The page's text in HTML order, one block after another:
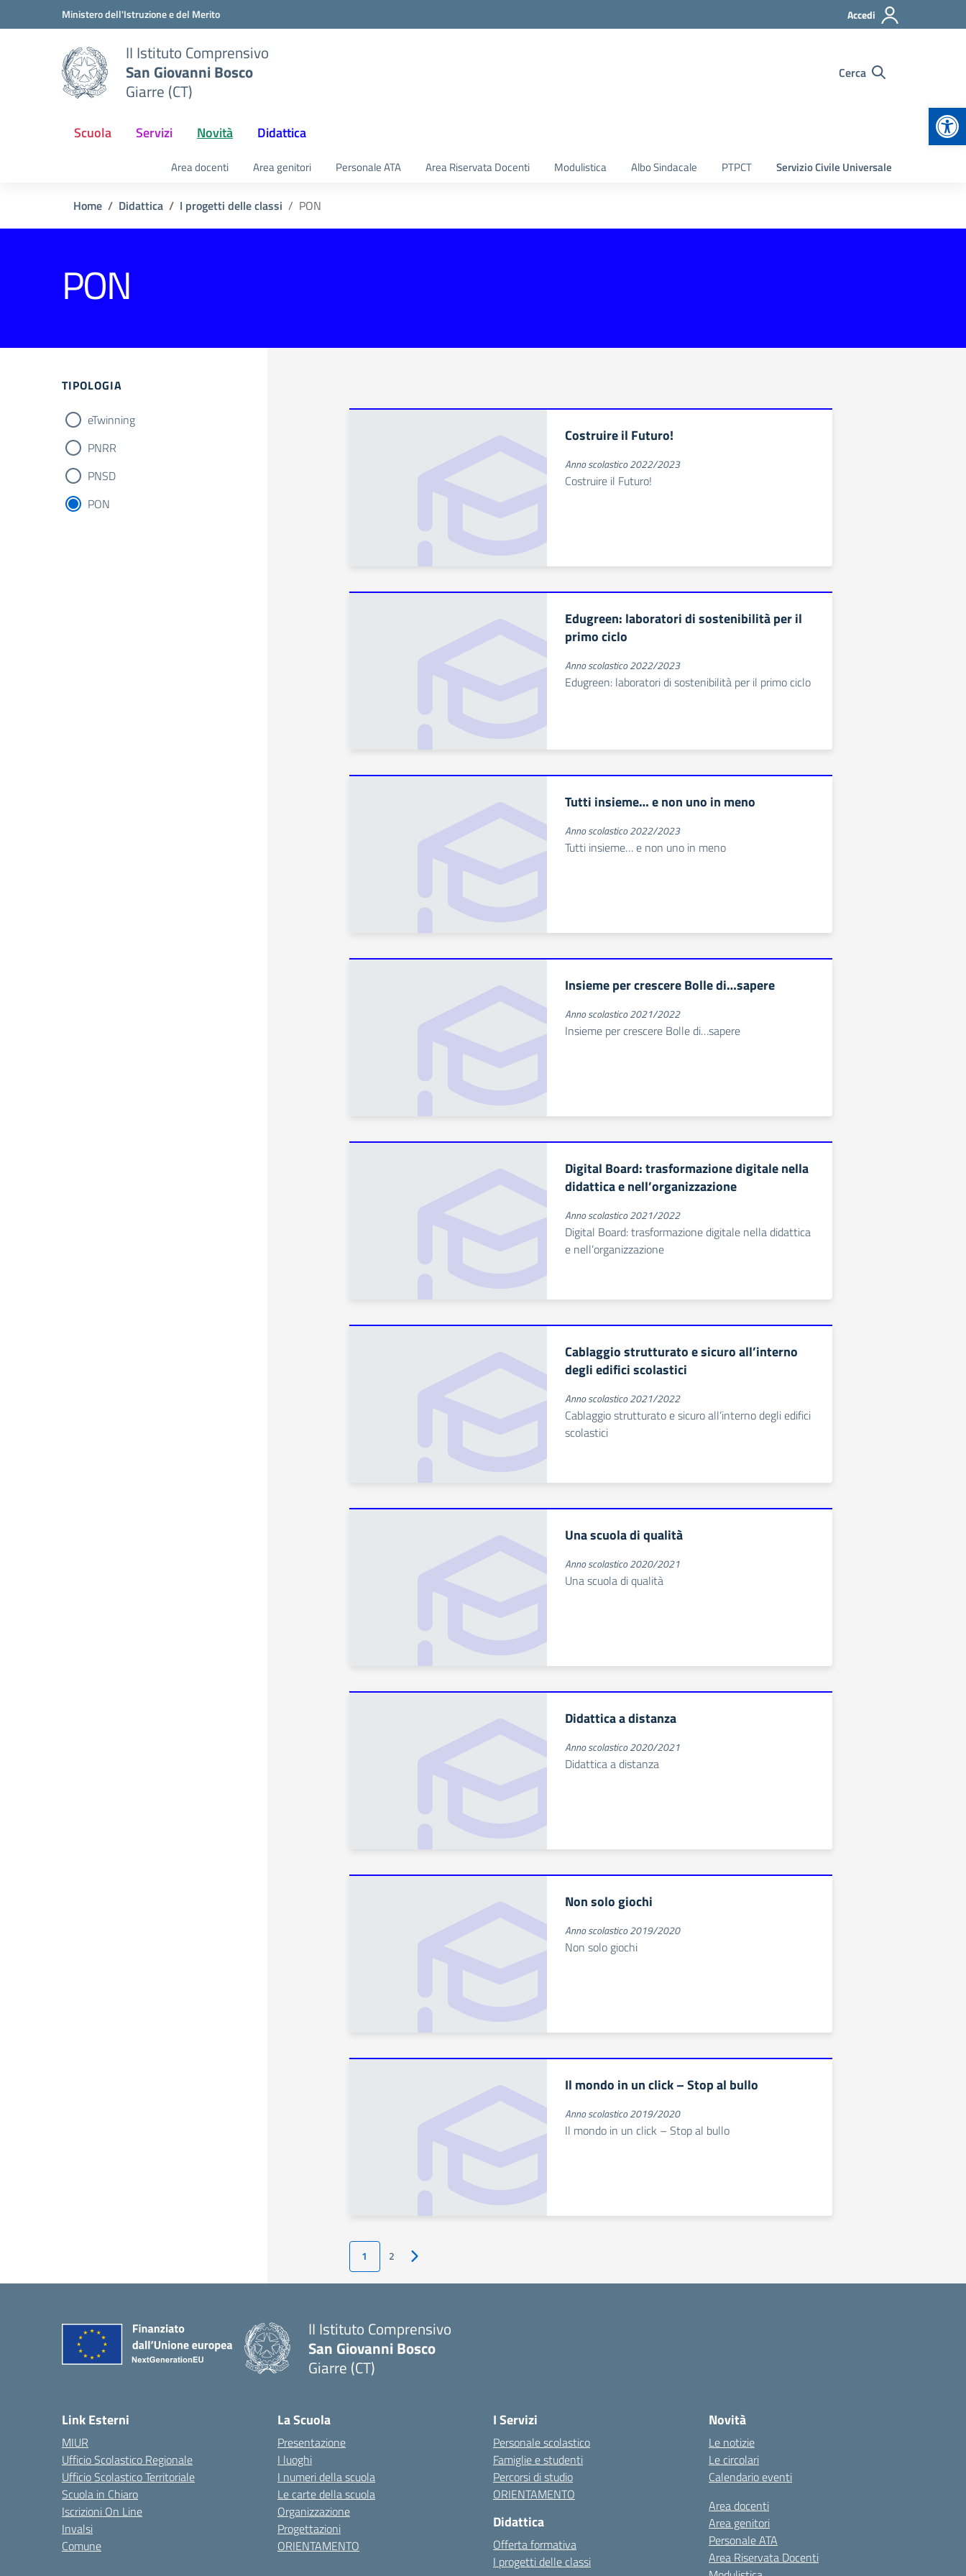
Vai ai contenuti
Vai al menu di navigazioneMinistero dell'Istruzione e del Merito Accedi
II Istituto Comprensivo
San Giovanni Bosco
Giarre (CT)
Cerca
Scuola Servizi Novità Didattica
Area docenti Area genitori Personale ATA Area Riservata Docenti Modulistica Albo Sindacale PTPCT Servizio Civile Universale
Home Didattica I progetti delle classi PON
PON
Filtri
TIPOLOGIA
eTwinning
PNRR
PNSD
PON
Costruire il Futuro!
Anno scolastico 2022/2023
Costruire il Futuro!
Edugreen: laboratori di sostenibilità per il
primo ciclo
Anno scolastico 2022/2023
Edugreen: laboratori di sostenibilità per il primo ciclo
Tutti insieme… e non uno in meno
Anno scolastico 2022/2023
Tutti insieme… e non uno in meno
Insieme per crescere Bolle di…sapere
Anno scolastico 2021/2022
Insieme per crescere Bolle di…sapere
Digital Board: trasformazione digitale nella
didattica e nell’organizzazione
Anno scolastico 2021/2022
Digital Board: trasformazione digitale nella didattica
e nell’organizzazione
Cablaggio strutturato e sicuro all’interno
degli edifici scolastici
Anno scolastico 2021/2022
Cablaggio strutturato e sicuro all’interno degli edifici
scolastici
Una scuola di qualità
Anno scolastico 2020/2021
Una scuola di qualità
Didattica a distanza
Anno scolastico 2020/2021
Didattica a distanza
Non solo giochi
Anno scolastico 2019/2020
Non solo giochi
Il mondo in un click – Stop al bullo
Anno scolastico 2019/2020
Il mondo in un click – Stop al bullo
1 2 Pagina successiva
II Istituto Comprensivo
San Giovanni Bosco
Giarre (CT)
Link Esterni
MIUR
Ufficio Scolastico Regionale
Ufficio Scolastico Territoriale
Scuola in Chiaro
Iscrizioni On Line
Invalsi
Comune
La Scuola
Presentazione
I luoghi
I numeri della scuola
Le carte della scuola
Organizzazione
Progettazioni
ORIENTAMENTO
I Servizi
Personale scolastico
Famiglie e studenti
Percorsi di studio
ORIENTAMENTO
Didattica
Offerta formativa
I progetti delle classi
Novità
Le notizie
Le circolari
Calendario eventi
Area docenti
Area genitori
Personale ATA
Area Riservata Docenti